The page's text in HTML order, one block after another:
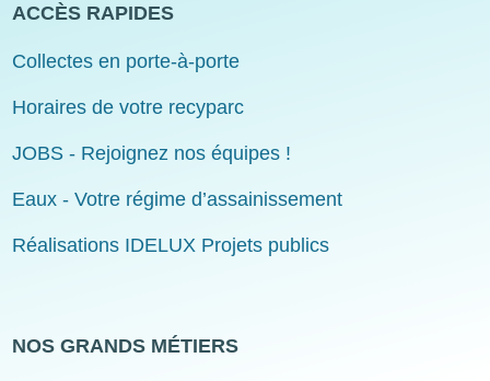
ACCÈS RAPIDES
Collectes en porte-à-porte
Horaires de votre recyparc
JOBS - Rejoignez nos équipes !
Eaux - Votre régime d’assainissement
Réalisations IDELUX Projets publics
NOS GRANDS MÉTIERS